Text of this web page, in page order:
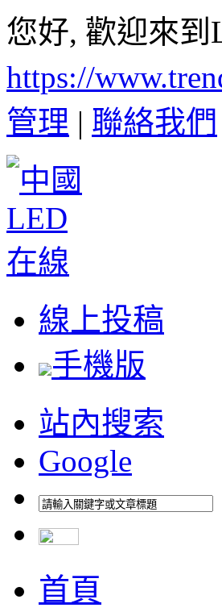
您好, 歡迎來到
https://
管理 | 聯絡我們
線上投稿
手機版
站內搜索
Google
首頁